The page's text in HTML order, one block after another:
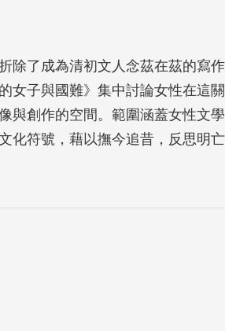
除了成為清初文人念茲在茲的寫
女子與國難》集中討論女性在這
與創作的空間。範圍涵蓋女性文
化符號，藉以撫今追昔，反思明
維與情感，以及後人如何回顧並
並藉此探究明清易代及後世國難重